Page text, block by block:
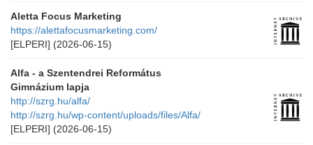
Aletta Focus Marketing
https://alettafocusmarketing.com/
[ELPERI] (2026-06-15)
Alfa - a Szentendrei Református
Gimnázium lapja
http://szrg.hu/alfa/
http://szrg.hu/wp-content/uploads/files/Alfa/
[ELPERI] (2026-06-15)